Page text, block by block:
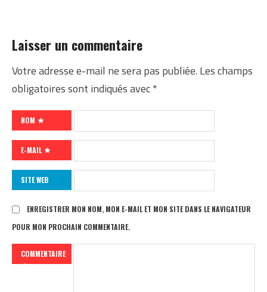
Laisser un commentaire
Votre adresse e-mail ne sera pas publiée. Les champs
obligatoires sont indiqués avec*
NOM
E-MAIL
SITE WEB
ENREGISTRER MON NOM, MON E-MAIL ET MON SITE DANS LE NAVIGATEUR
POUR MON PROCHAIN COMMENTAIRE.
COMMENTAIRE